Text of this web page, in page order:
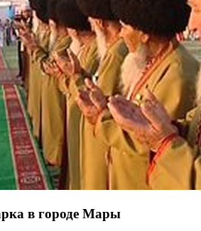
в городе Мары